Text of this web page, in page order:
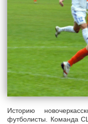
Историю
футболисты. Команда